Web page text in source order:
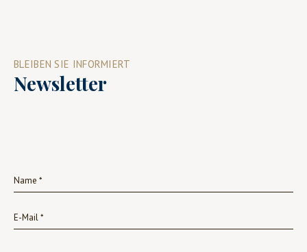
BLEIBEN SIE INFORMIERT
Newsletter